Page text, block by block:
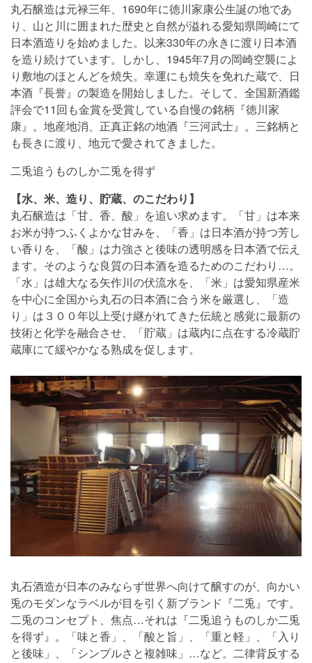
丸石醸造は元禄三年、1690年に徳川家康公生誕の地であ
り、山と川に囲まれた歴史と自然が溢れる愛知県岡崎にて
日本酒造りを始めました。以来330年の永きに渡り日本酒
を造り続けています。しかし、1945年7月の岡崎空襲によ
り敷地のほとんどを焼失。幸運にも焼失を免れた蔵で、日
本酒『長誉』の製造を開始しました。そして、全国新酒鑑
評会で11回も金賞を受賞している自慢の銘柄『徳川家
康』。地産地消、正真正銘の地酒『三河武士』。三銘柄と
も長きに渡り、地元で愛されてきました。
二兎追うものしか二兎を得ず
【水、米、造り、貯蔵、のこだわり】
丸石醸造は「甘、香、酸」を追い求めます。「甘」は本来
お米が持つふくよかな甘みを、「香」は日本酒が持つ芳し
い香りを、「酸」は力強さと後味の透明感を日本酒で伝え
ます。そのような良質の日本酒を造るためのこだわり…。
「水」は雄大なる矢作川の伏流水を、「米」は愛知県産米
を中心に全国から丸石の日本酒に合う米を厳選し、「造
り」は３００年以上受け継がれてきた伝統と感覚に最新の
技術と化学を融合させ、「貯蔵」は蔵内に点在する冷蔵貯
蔵庫にて緩やかなる熟成を促します。
丸石酒造が日本のみならず世界へ向けて醸すのが、向かい
兎のモダンなラベルが目を引く新ブランド『二兎』です。
二兎のコンセプト、焦点…それは『二兎追うものしか二兎
を得ず』。「味と香」、「酸と旨」、「重と軽」、「入り
と後味」、「シンプルさと複雑味」…など。二律背反する